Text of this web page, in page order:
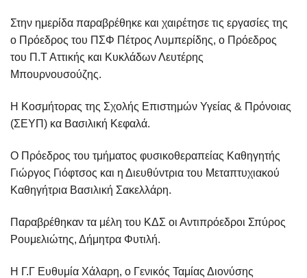
Στην ημερίδα παραβρέθηκε και χαιρέτησε τις εργασίες της
ο Πρόεδρος του ΠΣΦ Πέτρος Λυμπερίδης, ο Πρόεδρος
του Π.Τ Αττικής και Κυκλάδων Λευτέρης
Μπουρνουσούζης.
Η Κοσμήτορας της Σχολής Επιστημών Υγείας & Πρόνοιας
(ΣΕΥΠ) κα Βασιλική Κεφαλά.
Ο Πρόεδρος του τμήματος φυσικοθεραπείας Καθηγητής
Γιώργος Γιόφτσος και η Διευθύντρια του Μεταπτυχιακού
Καθηγήτρια Βασιλική Σακελλάρη.
Παραβρέθηκαν τα μέλη του ΚΔΣ οι Αντιπρόεδροι Σπύρος
Ρουμελιώτης, Δήμητρα Φυτιλή.
Η Γ.Γ Ευθυμία Χάλαρη, ο Γενικός Ταμίας Διονύσης